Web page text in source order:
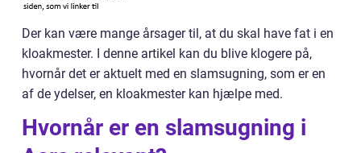
Der kan være mange årsager til, at du skal have fat i en
kloakmester. I denne artikel kan du blive klogere på,
hvornår det er aktuelt med en slamsugning, som er en
af de ydelser, en kloakmester kan hjælpe med.
Hvornår er en slamsugning i